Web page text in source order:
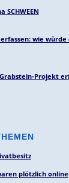
SCHWEEN
wie
Projekt
plötzlich online